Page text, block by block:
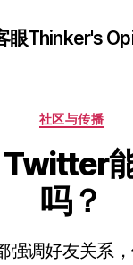
眼Thinker's
分
社区与传播
吗？
强调好友关系